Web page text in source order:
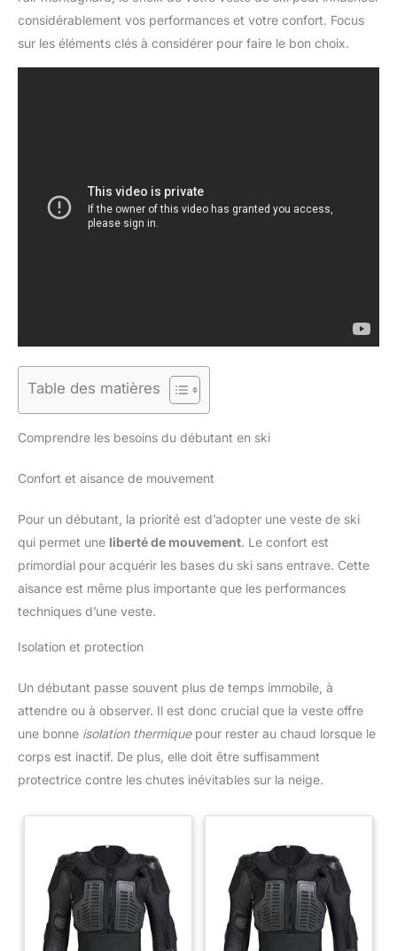
considérablement vos performances et votre confort. Focus
sur les éléments clés à considérer pour faire le bon choix.
Table des matières
Comprendre les besoins du débutant en ski
Confort et aisance de mouvement
Pour un débutant, la priorité est d’adopter une veste de ski
qui permet une liberté de mouvement. Le confort est
primordial pour acquérir les bases du ski sans entrave. Cette
aisance est même plus importante que les performances
techniques d’une veste.
Isolation et protection
Un débutant passe souvent plus de temps immobile, à
attendre ou à observer. Il est donc crucial que la veste offre
une bonne isolation thermiquepour rester au chaud lorsque le
corps est inactif. De plus, elle doit être suffisamment
protectrice contre les chutes inévitables sur la neige.